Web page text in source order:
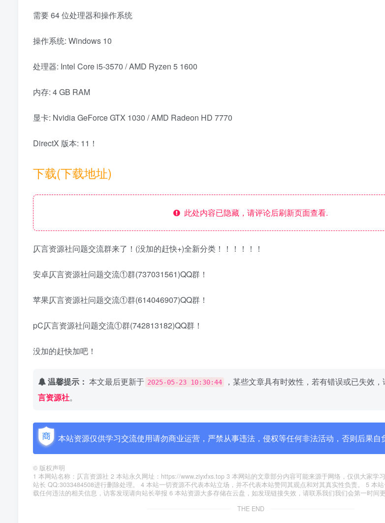
需要 64 位处理器和操作系统
操作系统: Windows 10
处理器: Intel Core i5-3570 / AMD Ryzen 5 1600
内存: 4 GB RAM
显卡: Nvidia GeForce GTX 1030 / AMD Radeon HD 7770
DirectX 版本: 11！
下载(下载地址)
此处内容已隐藏，请评论后刷新页面查看.
仄言资源社问题交流群来了！(没加的赶快+)全新分类！！！！！！
安卓仄言资源社问题交流①群(737031561)QQ群！
苹果仄言资源社问题交流①群(614046907)QQ群！
pC仄言资源社问题交流①群(742813182)QQ群！
没加的赶快加吧！
温馨提示： 本文最后更新于 2025-05-23 10:30:44 ，某些文章具有时效性，若有错误或已失效
言资源社。
本站资源仅供学习交流使用请勿商业运营，严禁从事违法，侵权等任何非法活动，否则后果自
© 版权声明
1 本网站名称：仄言资源社 2 本站永久网址：https://www.ziyxfxs.top 3 本网站的文章部分内容可能来源于网络，仅供大家学
站长 QQ:3033484508进行删除处理。 4 本站一切资源不代表本站立场，并不代表本站赞同其观点和对其真实性负责。 5 本
载任何违法的相关信息，访客发现请向站长举报 6 本站资源大多存储在云盘，如发现链接失效，请联系我们我们会第一时间更
THE END